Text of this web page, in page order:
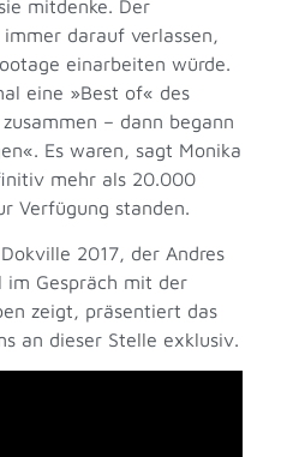
mitdenke. Der
darauf verlassen,
einarbeiten würde.
eine »Best of« des
– dann begann
Es waren, sagt Monika
mehr als 20.000
Verfügung standen.
2017, der Andres
im Gespräch mit der
zeigt, präsentiert das
an dieser Stelle exklusiv.